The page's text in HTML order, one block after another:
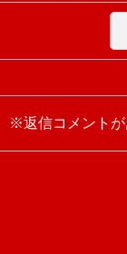
※返信コメントが